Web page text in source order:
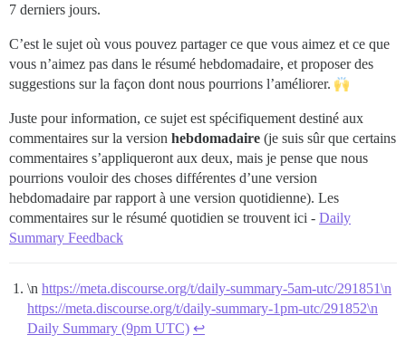
7 derniers jours.
C’est le sujet où vous pouvez partager ce que vous aimez et ce que
vous n’aimez pas dans le résumé hebdomadaire, et proposer des
suggestions sur la façon dont nous pourrions l’améliorer.
Juste pour information, ce sujet est spécifiquement destiné aux
commentaires sur la version hebdomadaire (je suis sûr que certains
commentaires s’appliqueront aux deux, mais je pense que nous
pourrions vouloir des choses différentes d’une version
hebdomadaire par rapport à une version quotidienne). Les
commentaires sur le résumé quotidien se trouvent ici - Daily
Summary Feedback
\n https://meta.discourse.org/t/daily-summary-5am-utc/291851\n
https://meta.discourse.org/t/daily-summary-1pm-utc/291852\n
Daily Summary (9pm UTC) ↩︎